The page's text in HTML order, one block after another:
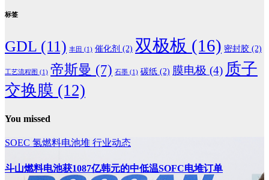
标签
GDL (11) 丰田 (1) 催化剂 (2) 双极板 (16) 密封胶 (2)
工艺流程图 (1) 帝斯曼 (7) 石墨 (1) 碳纸 (2) 膜电极 (4) 质子
交换膜 (12)
You missed
SOEC 氢燃料电池堆 行业动态
斗山燃料电池获1087亿韩元的中低温SOFC电堆订单